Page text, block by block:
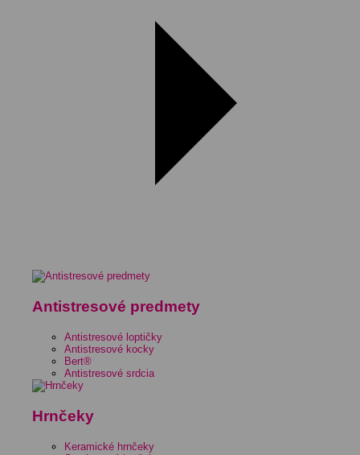
Antistresové predmety
Antistresové loptičky
Antistresové kocky
Bert®
Antistresové srdcia
Hrnčeky
Keramické hrnčeky